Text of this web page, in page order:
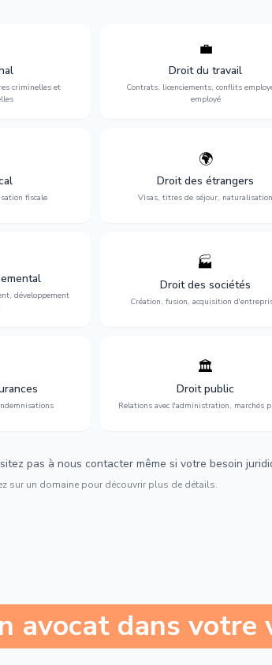
criminelles et
pénale, de
vue jusqu'au
correctionnelle
💼
Droit du travail
Contrats, licenciements, conflits
employé
Protection de vos droits au
contrats, licenciements,
discrimination et conflits avec
l'employeur.
fiscale
fiscale :
contrôles
🌍
Droit des étrangers
Visas, titres de séjour, naturalisation
Obtention de vos droits de séjour :
cartes de séjour, regroupement
naturalisation.
développement
litiges et
durable.
🏭
Droit des sociétés
Création, fusion, acquisition
Structuration de votre société :
fusion-acquisition,
restructuration.
: contrats
indemnisations
🏛️
Droit public
Relations avec l'administration, marchés
Gestion de vos relations avec
l'administration : marchés
urbanisme et contentieux.
pas à nous contacter même si votre besoin
sur un domaine pour découvrir plus de détails.
avocat dans votre